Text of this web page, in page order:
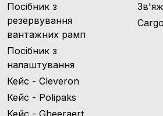
Посібник з
резервування
вантажних рамп
Посібник з
налаштування
Кейс - Cleveron
Кейс - Polipaks